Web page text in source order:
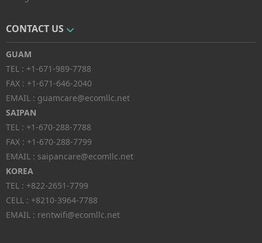
CONTACT US
GUAM
TEL : +1-671-989-7788
FAX : +1-671-646-2040
EMAIL : guamcare@ecomllc.net
SAIPAN
TEL : +1-670-288-7788
FAX : +1-670-288-7799
EMAIL : saipancare@ecomllc.net
KOREA
TEL : +822-2651-7799
CELL : +8210-3964-7788
EMAIL : rentwifi@ecomllc.net